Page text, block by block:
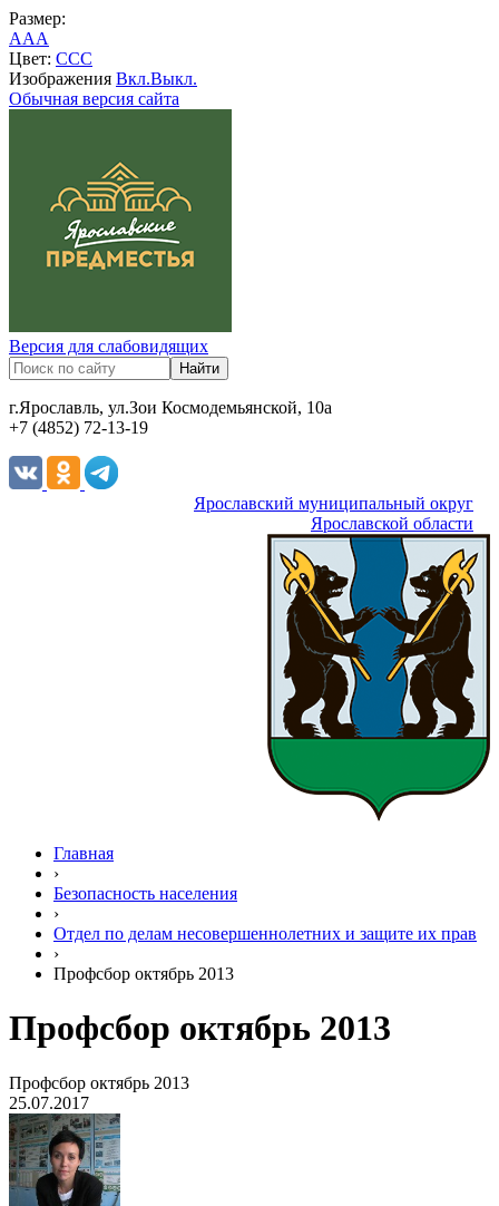
Размер:
AAA
Цвет: CCC
Изображения Вкл.Выкл.
Обычная версия сайта
Версия для слабовидящих
г.Ярославль, ул.Зои Космодемьянской, 10а
+7 (4852) 72-13-19
Ярославский муниципальный округ
Ярославской области
Главная
›
Безопасность населения
›
Отдел по делам несовершеннолетних и защите их прав
›
Профсбор октябрь 2013
Профсбор октябрь 2013
Профсбор октябрь 2013
25.07.2017